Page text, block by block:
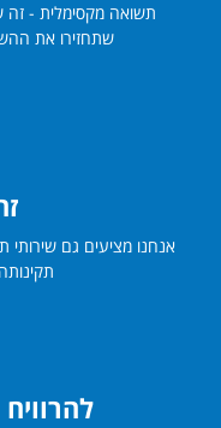
תשואה מקסימלית -
שתחזירו את
אנחנו מציעים גם שירותי